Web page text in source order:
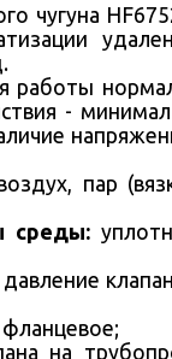
чугуна
работы
-
пар
среды:
фланцевое;
на